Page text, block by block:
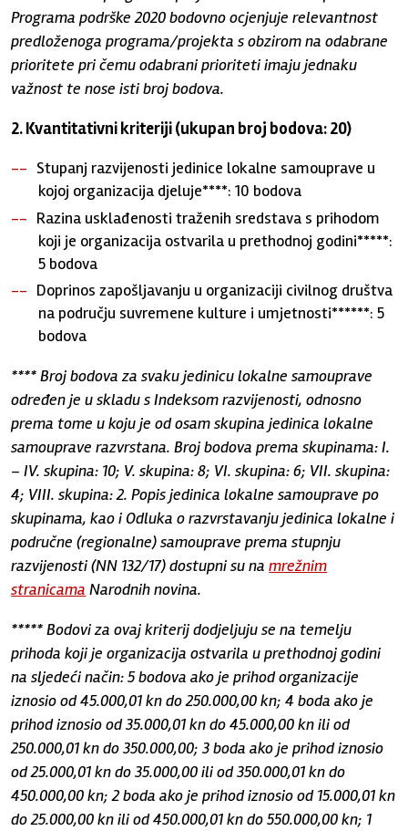
Programa podrške 2020 bodovno ocjenjuje relevantnost
predloženoga programa/projekta s obzirom na odabrane
prioritete pri čemu odabrani prioriteti imaju jednaku
važnost te nose isti broj bodova.
2. Kvantitativni kriteriji (ukupan broj bodova: 20)
Stupanj razvijenosti jedinice lokalne samouprave u
kojoj organizacija djeluje****: 10 bodova
Razina usklađenosti traženih sredstava s prihodom
koji je organizacija ostvarila u prethodnoj godini*****:
5 bodova
Doprinos zapošljavanju u organizaciji civilnog društva
na području suvremene kulture i umjetnosti******: 5
bodova
**** Broj bodova za svaku jedinicu lokalne samouprave
određen je u skladu s Indeksom razvijenosti, odnosno
prema tome u koju je od osam skupina jedinica lokalne
samouprave razvrstana. Broj bodova prema skupinama: I.
– IV. skupina: 10; V. skupina: 8; VI. skupina: 6; VII. skupina:
4; VIII. skupina: 2. Popis jedinica lokalne samouprave po
skupinama, kao i Odluka o razvrstavanju jedinica lokalne i
područne (regionalne) samouprave prema stupnju
razvijenosti (NN 132/17) dostupni su namrežnim
stranicama Narodnih novina.
***** Bodovi za ovaj kriterij dodjeljuju se na temelju
prihoda koji je organizacija ostvarila u prethodnoj godini
na sljedeći način: 5 bodova ako je prihod organizacije
iznosio od 45.000,01 kn do 250.000,00 kn; 4 boda ako je
prihod iznosio od 35.000,01 kn do 45.000,00 kn ili od
250.000,01 kn do 350.000,00; 3 boda ako je prihod iznosio
od 25.000,01 kn do 35.000,00 ili od 350.000,01 kn do
450.000,00 kn; 2 boda ako je prihod iznosio od 15.000,01 kn
do 25.000,00 kn ili od 450.000,01 kn do 550.000,00 kn; 1